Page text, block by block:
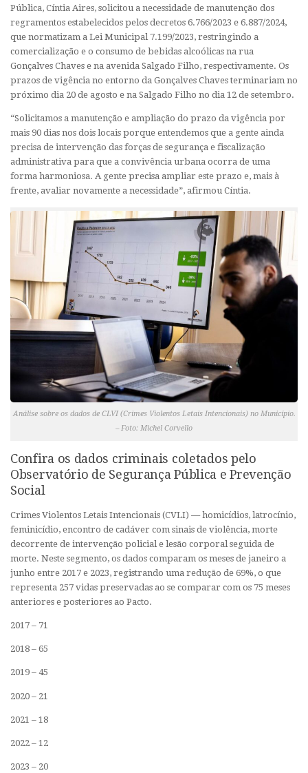
Pública, Cíntia Aires, solicitou a necessidade de manutenção dos
regramentos estabelecidos pelos decretos 6.766/2023 e 6.887/2024,
que normatizam a Lei Municipal 7.199/2023, restringindo a
comercialização e o consumo de bebidas alcoólicas na rua
Gonçalves Chaves e na avenida Salgado Filho, respectivamente. Os
prazos de vigência no entorno da Gonçalves Chaves terminariam no
próximo dia 20 de agosto e na Salgado Filho no dia 12 de setembro.
“Solicitamos a manutenção e ampliação do prazo da vigência por
mais 90 dias nos dois locais porque entendemos que a gente ainda
precisa de intervenção das forças de segurança e fiscalização
administrativa para que a convivência urbana ocorra de uma
forma harmoniosa. A gente precisa ampliar este prazo e, mais à
frente, avaliar novamente a necessidade”, afirmou Cíntia.
Análise sobre os dados de CLVI (Crimes Violentos Letais Intencionais) no Município.
– Foto: Michel Corvello
Confira os dados criminais coletados pelo
Observatório de Segurança Pública e Prevenção
Social
Crimes Violentos Letais Intencionais (CVLI) — homicídios, latrocínio,
feminicídio, encontro de cadáver com sinais de violência, morte
decorrente de intervenção policial e lesão corporal seguida de
morte. Neste segmento, os dados comparam os meses de janeiro a
junho entre 2017 e 2023, registrando uma redução de 69%, o que
representa 257 vidas preservadas ao se comparar com os 75 meses
anteriores e posteriores ao Pacto.
2017 – 71
2018 – 65
2019 – 45
2020 – 21
2021 – 18
2022 – 12
2023 – 20